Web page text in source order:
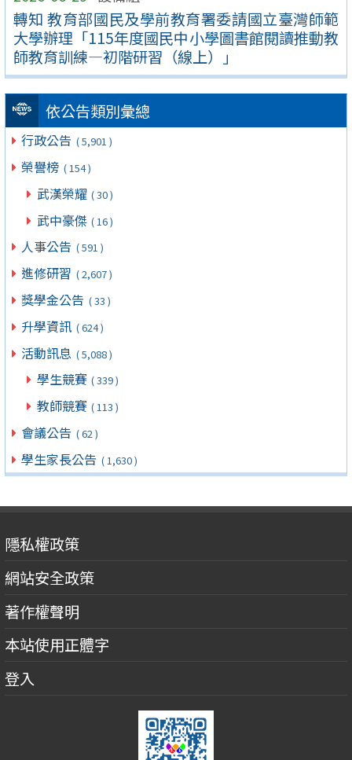
轉知 教育部國民及學前教育署委請國立臺灣師範
大學辦理「115年度國民中小學圖書館閱讀推動教
師教育訓練—初階研習（線上）」
依公告類別彙總
行政公告 ( 5,901 )
榮譽榜 ( 154 )
武漢榮耀 ( 30 )
武中豪傑 ( 16 )
人事公告 ( 591 )
進修研習 ( 2,607 )
獎學金公告 ( 33 )
升學資訊 ( 624 )
活動訊息 ( 5,088 )
學生競賽 ( 339 )
教師競賽 ( 113 )
會議公告 ( 62 )
學生家長公告 ( 1,630 )
隱私權政策
網站安全政策
著作權聲明
本站使用正體字
登入